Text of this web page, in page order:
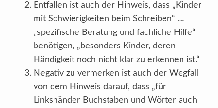
Entfallen ist auch der Hinweis, dass „Kinder
mit Schwierigkeiten beim Schreiben“ …
„spezifische Beratung und fachliche Hilfe“
benötigen, „besonders Kinder, deren
Händigkeit noch nicht klar zu erkennen ist.“
Negativ zu vermerken ist auch der Wegfall
von dem Hinweis darauf, dass „für
Linkshänder Buchstaben und Wörter auch